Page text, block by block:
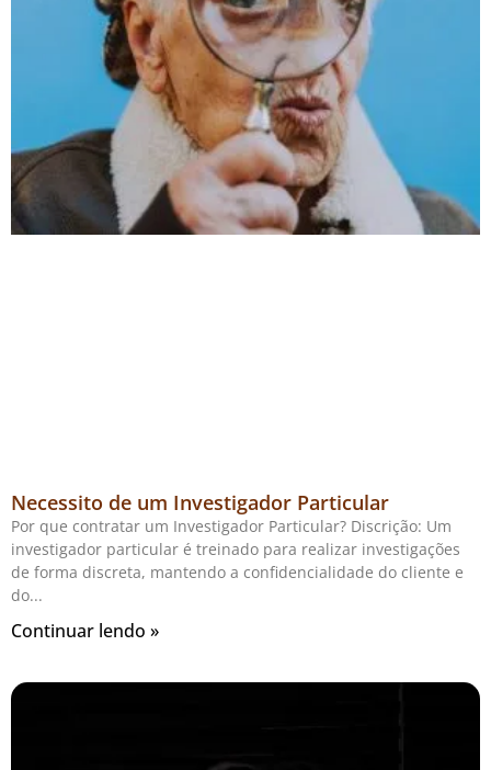
Necessito de um Investigador Particular
Por que contratar um Investigador Particular? Discrição: Um
investigador particular é treinado para realizar investigações
de forma discreta, mantendo a confidencialidade do cliente e
do
Continuar lendo »